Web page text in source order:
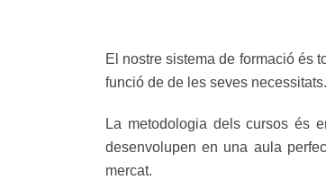
El nostre sistema de formació és
funció de de les seves necessitats.
La metodologia dels cursos és
desenvolupen en una aula
mercat.